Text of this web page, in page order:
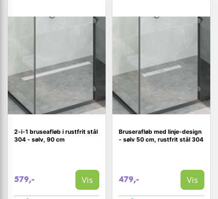
2-i-1 bruseafløb i rustfrit stål
304 - sølv, 90 cm
579,- Vis
Bruserafløb med linje-design
- sølv 50 cm, rustfrit stål 304
479,- Vis